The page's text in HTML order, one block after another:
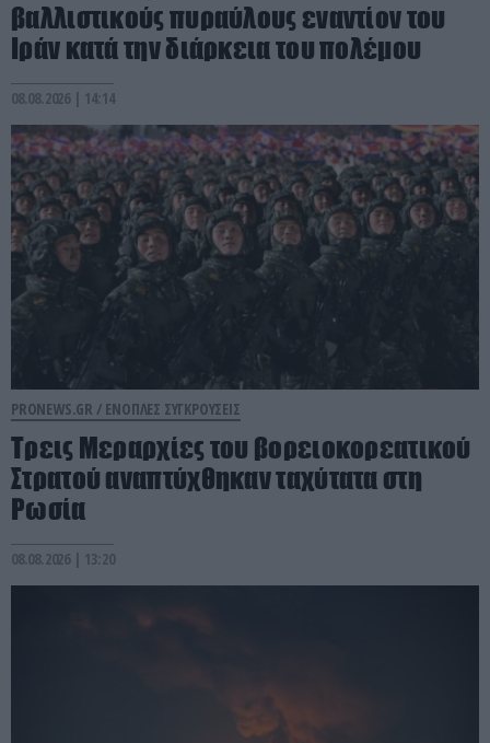
βαλλιστικούς πυραύλους εναντίον του
Ιράν κατά την διάρκεια του πολέμου
08.08.2026 | 14:14
PRONEWS.GR / ΕΝΟΠΛΕΣ ΣΥΓΚΡΟΥΣΕΙΣ
Τρεις Μεραρχίες του βορειοκορεατικού
Στρατού αναπτύχθηκαν ταχύτατα στη
Ρωσία
08.08.2026 | 13:20